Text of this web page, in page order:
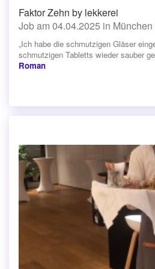
Faktor Zehn by lekkerei
Job am 04.04.2025 in
„Ich habe die schmutzigen Gläser
schmutzigen Tabletts wieder sauber
Roman